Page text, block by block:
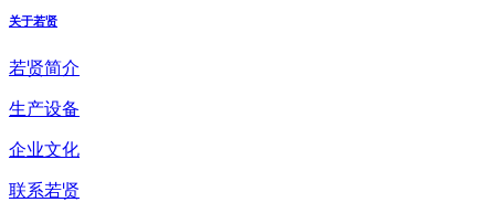
关于若贤
若贤简介
生产设备
企业文化
联系若贤